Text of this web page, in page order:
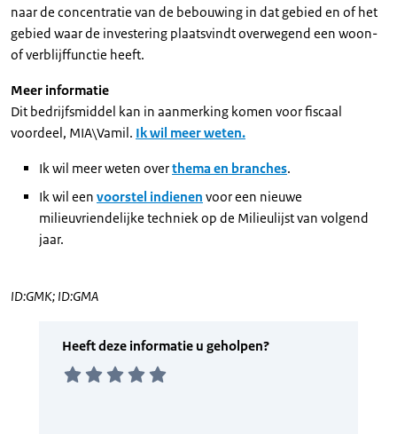
naar de concentratie van de bebouwing in dat gebied en of het
gebied waar de investering plaatsvindt overwegend een woon-
of verblijffunctie heeft.
Meer informatie
Dit bedrijfsmiddel kan in aanmerking komen voor fiscaal
voordeel, MIA\Vamil. Ik wil meer weten.
Ik wil meer weten overthema en branches.
Ik wil een voorstel indienen voor een nieuwe
milieuvriendelijke techniek op de Milieulijst van volgend
jaar.
ID:GMK; ID:GMA